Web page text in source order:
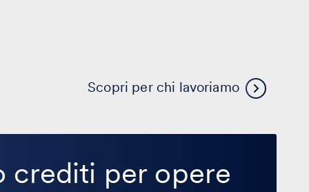
Scopri per chi lavoriamo
crediti per opere